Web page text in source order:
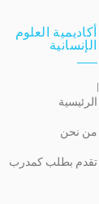
أكاديمية العلوم
الإنسانية
الرئيسية
من نحن
تقدم بطلب كمدرب